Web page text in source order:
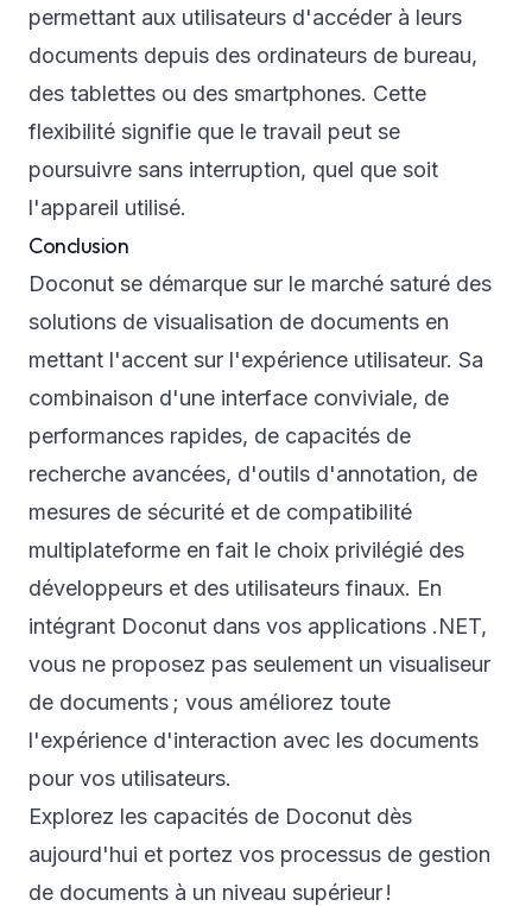
permettant aux utilisateurs d'accéder à leurs
documents depuis des ordinateurs de bureau,
des tablettes ou des smartphones. Cette
flexibilité signifie que le travail peut se
poursuivre sans interruption, quel que soit
l'appareil utilisé.
Conclusion
Doconut se démarque sur le marché saturé des
solutions de visualisation de documents en
mettant l'accent sur l'expérience utilisateur. Sa
combinaison d'une interface conviviale, de
performances rapides, de capacités de
recherche avancées, d'outils d'annotation, de
mesures de sécurité et de compatibilité
multiplateforme en fait le choix privilégié des
développeurs et des utilisateurs finaux. En
intégrant Doconut dans vos applications .NET,
vous ne proposez pas seulement un visualiseur
de documents ; vous améliorez toute
l'expérience d'interaction avec les documents
pour vos utilisateurs.
Explorez les capacités de Doconut dès
aujourd'hui et portez vos processus de gestion
de documents à un niveau supérieur !